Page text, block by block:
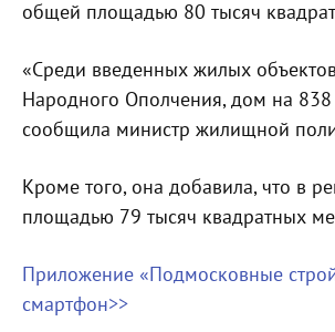
общей площадью 80 тысяч
«Среди введенных жилых
Народного Ополчения, дом на
сообщила министр жилищной
Кроме того, она добавила, что в
площадью 79 тысяч квадратных
Приложение «Подмосковные
смартфон>>